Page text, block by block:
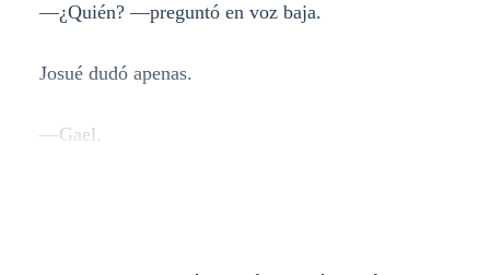
—¿Quién? —preguntó en voz baja.
Josué dudó apenas.
—Gael.